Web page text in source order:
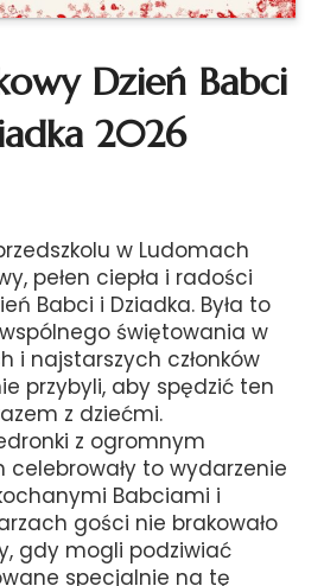
Dzień Babci
2026
w Ludomach
pełen ciepła i radości
Babci i Dziadka. Była to
świętowania w
i najstarszych członków
przybyli, aby spędzić ten
z dziećmi.
z ogromnym
to wydarzenie
Babciami i
gości nie brakowało
gdy mogli podziwiać
specjalnie na tę